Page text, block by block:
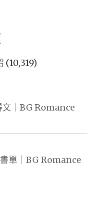
(10,319)
文｜BG Romance
單｜BG Romance